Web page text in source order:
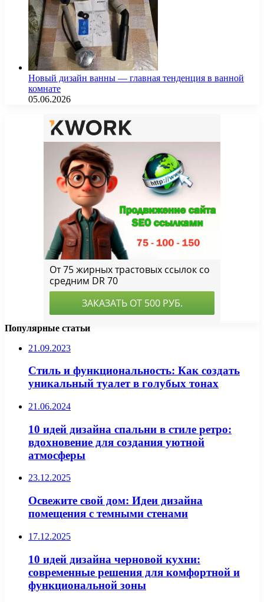
Новый дизайн ванны — главная тенденция в ванной
комнате
05.06.2026
Популярные статьи
21.09.2023
Стиль и функциональность: Как создать
уникальный туалет в голубых тонах
21.06.2024
10 идей дизайна спальни в стиле ретро:
вдохновение для создания уютной
атмосферы
23.12.2025
Освежите свой дом: Идеи дизайна
помещения с темными стенами
17.12.2025
10 идей дизайна черновой кухни:
современные решения для комфортной и
функциональной зоны